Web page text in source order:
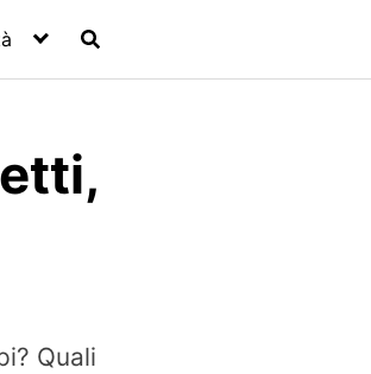
Quali